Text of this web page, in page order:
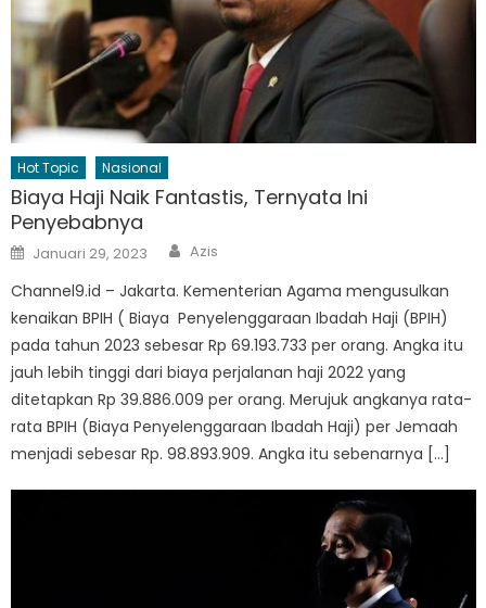
Hot Topic Nasional
Biaya Haji Naik Fantastis, Ternyata Ini
Penyebabnya
Posted
on
Januari 29, 2023 Author
Azis
Channel9.id – Jakarta. Kementerian Agama mengusulkan
kenaikan BPIH ( Biaya Penyelenggaraan Ibadah Haji (BPIH)
pada tahun 2023 sebesar Rp 69.193.733 per orang. Angka itu
jauh lebih tinggi dari biaya perjalanan haji 2022 yang
ditetapkan Rp 39.886.009 per orang. Merujuk angkanya rata-
rata BPIH (Biaya Penyelenggaraan Ibadah Haji) per Jemaah
menjadi sebesar Rp. 98.893.909. Angka itu sebenarnya […]